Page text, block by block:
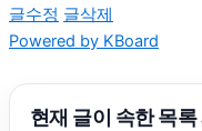
글수정 글삭제
Powered by KBoard
현재 글이 속한 목록